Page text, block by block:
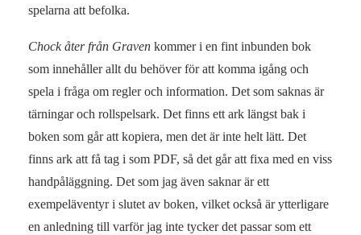
spelarna att befolka.
Chock åter från Graven kommer i en fint inbunden bok
som innehåller allt du behöver för att komma igång och
spela i fråga om regler och information. Det som saknas är
tärningar och rollspelsark. Det finns ett ark längst bak i
boken som går att kopiera, men det är inte helt lätt. Det
finns ark att få tag i som PDF, så det går att fixa med en viss
handpåläggning. Det som jag även saknar är ett
exempeläventyr i slutet av boken, vilket också är ytterligare
en anledning till varför jag inte tycker det passar som ett